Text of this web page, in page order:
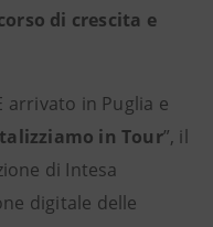
di crescita e
arrivato in Puglia e
in Tour”, il
di Intesa
digitale delle